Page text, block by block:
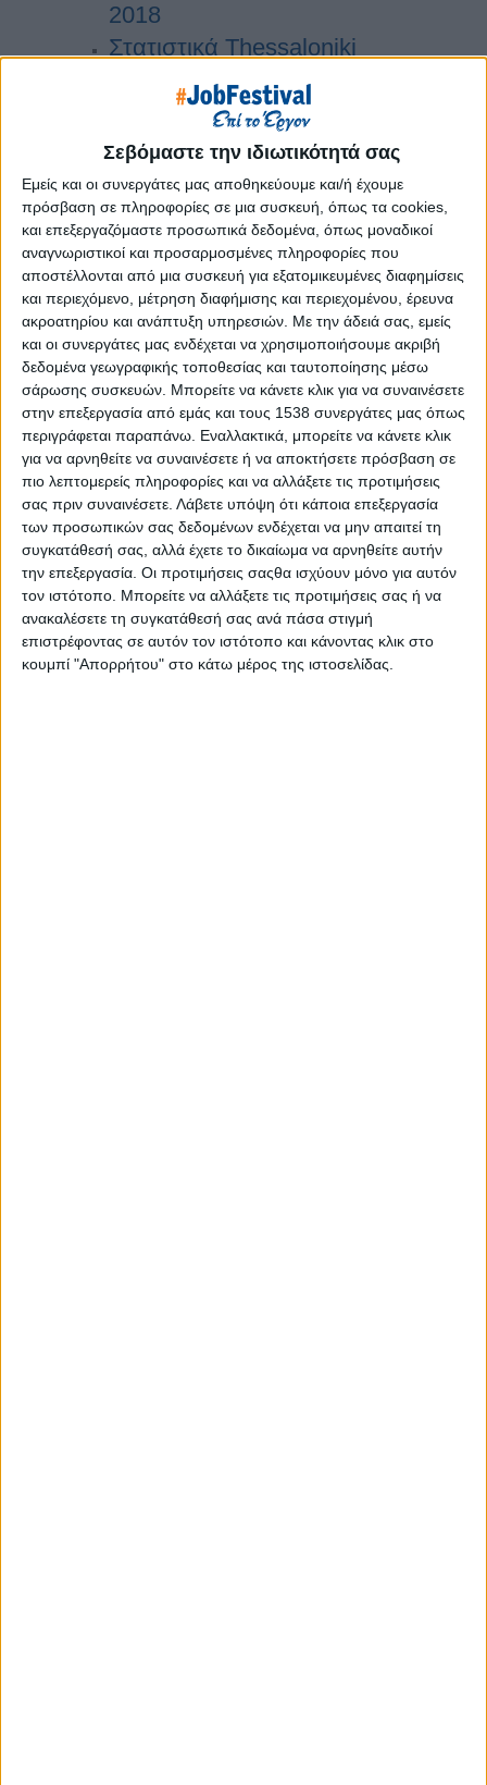
Σεβόμαστε την ιδιωτικότητά σας
Εμείς και οι συνεργάτες μας αποθηκεύουμε και/ή έχουμε
πρόσβαση σε πληροφορίες σε μια συσκευή, όπως τα cookies,
και επεξεργαζόμαστε προσωπικά δεδομένα, όπως μοναδικοί
αναγνωριστικοί και προσαρμοσμένες πληροφορίες που
αποστέλλονται από μια συσκευή για εξατομικευμένες διαφημίσεις
και περιεχόμενο, μέτρηση διαφήμισης και περιεχομένου, έρευνα
ακροατηρίου και ανάπτυξη υπηρεσιών. Με την άδειά σας, εμείς
και οι συνεργάτες μας ενδέχεται να χρησιμοποιήσουμε ακριβή
δεδομένα γεωγραφικής τοποθεσίας και ταυτοποίησης μέσω
σάρωσης συσκευών. Μπορείτε να κάνετε κλικ για να συναινέσετε
στην επεξεργασία από εμάς και τους 1538 συνεργάτες μας όπως
περιγράφεται παραπάνω. Εναλλακτικά, μπορείτε να κάνετε κλικ
για να αρνηθείτε να συναινέσετε ή να αποκτήσετε πρόσβαση σε
πιο λεπτομερείς πληροφορίες και να αλλάξετε τις προτιμήσεις
σας πριν συναινέσετε. Λάβετε υπόψη ότι κάποια επεξεργασία
των προσωπικών σας δεδομένων ενδέχεται να μην απαιτεί τη
συγκατάθεσή σας, αλλά έχετε το δικαίωμα να αρνηθείτε αυτήν
την επεξεργασία. Οι προτιμήσεις σαςθα ισχύουν μόνο για αυτόν
τον ιστότοπο. Μπορείτε να αλλάξετε τις προτιμήσεις σας ή να
ανακαλέσετε τη συγκατάθεσή σας ανά πάσα στιγμή
επιστρέφοντας σε αυτόν τον ιστότοπο και κάνοντας κλικ στο
κουμπί "Απορρήτου" στο κάτω μέρος της ιστοσελίδας.
2018
Στατιστικά Thessaloniki
#JobFestival 2018
Στατιστικά Athens #JobFestival
2017
Στατιστικά Thessaloniki
#JobFestival 2017
Στατιστικά Athens #JobFestival
2016
Στατιστικά Athens #JobFestival
2015
Υλικό
Φωτογραφίες
Παρουσιάσεις
Υλικό
Φωτογραφίες
Παρουσιάσεις
#JobDays